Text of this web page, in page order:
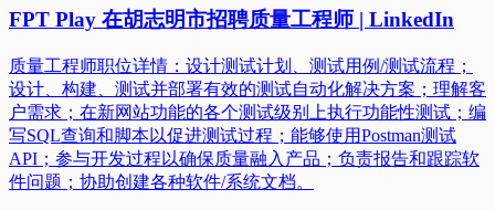
FPT Play 在胡志明市招聘质量工程师 | LinkedIn
质量工程师职位详情：设计测试计划、测试用例/测试流程；
设计、构建、测试并部署有效的测试自动化解决方案；理解客
户需求；在新网站功能的各个测试级别上执行功能性测试；编
写SQL查询和脚本以促进测试过程；能够使用Postman测试
API；参与开发过程以确保质量融入产品；负责报告和跟踪软
件问题；协助创建各种软件/系统文档。